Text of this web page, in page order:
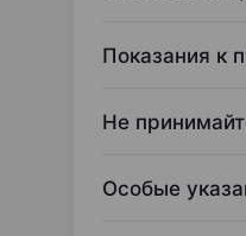
Показания к
Не
Особые